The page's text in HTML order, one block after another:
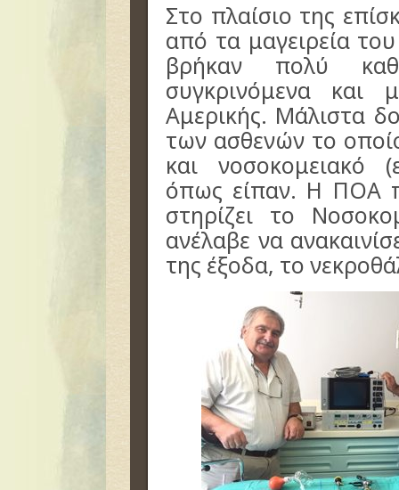
Στο πλαίσιο της
από τα μαγειρεία
βρήκαν πολύ
συγκρινόμενα
Αμερικής. Μάλιστα
των ασθενών το
και νοσοκομειακό
όπως είπαν. Η ΠΟΑ
στηρίζει το
ανέλαβε να
της έξοδα, το